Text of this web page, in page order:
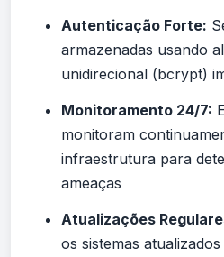
Autenticação Forte:
armazenadas usando
unidirecional (bcrypt)
Monitoramento 24/7:
monitoram
infraestrutura para
ameaças
Atualizações
os sistemas